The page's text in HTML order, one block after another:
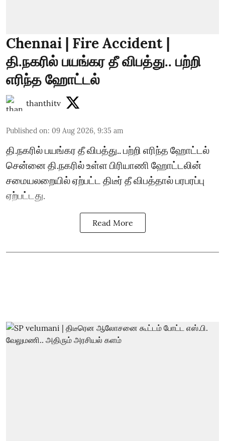
Chennai | Fire Accident |
தி.நகரில் பயங்கர தீ விபத்து.. பற்றி
எரிந்த ஹோட்டல்
thanthitv
Published on: 09 Aug 2026, 9:35 am
தி.நகரில் பயங்கர தீ விபத்து.. பற்றி எரிந்த ஹோட்டல்
சென்னை தி.நகரில் உள்ள பிரியாணி ஹோட்டலின்
சமையலறையில் ஏற்பட்ட திடீர் தீ விபத்தால் பரபரப்பு
ஏற்பட்டது.
Read More